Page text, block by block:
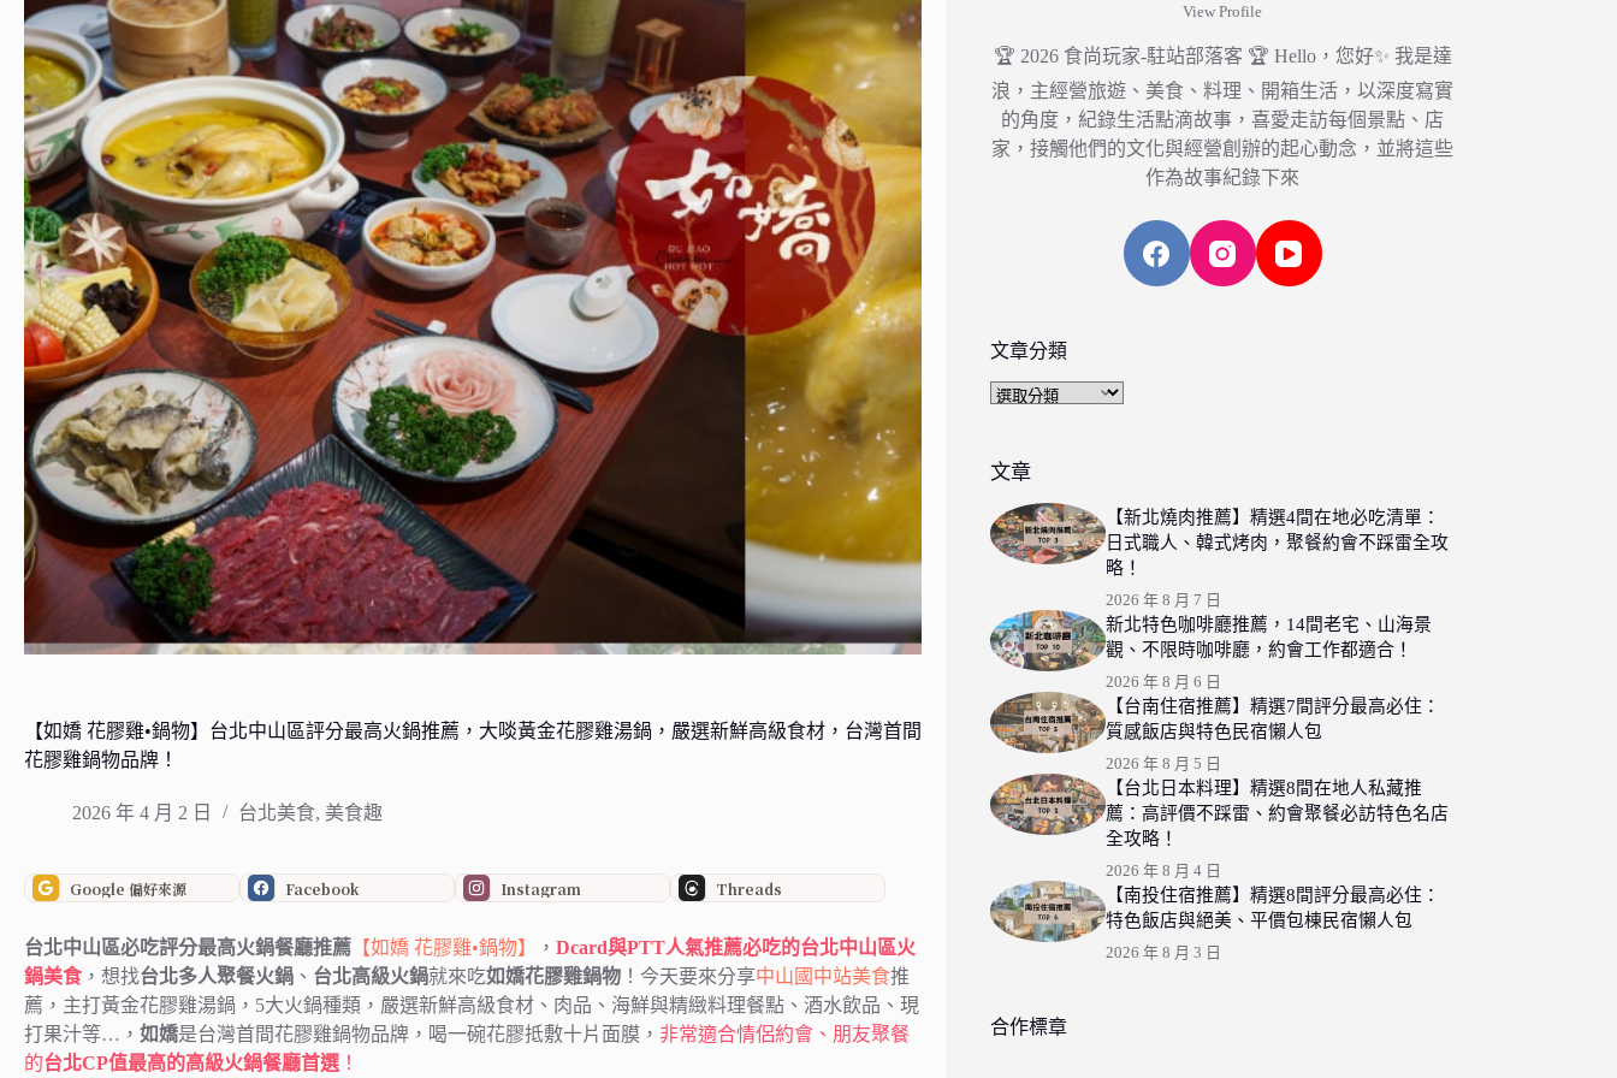
【如嬌 花膠雞•鍋物】台北中山區評分最高火鍋推薦，大啖黃金花膠雞湯鍋，嚴選新鮮高級食材，台灣首間
花膠雞鍋物品牌！
2026 年 4 月 2 日 台北美食, 美食趣
Google 偏好來源 Facebook Instagram Threads
台北中山區必吃評分最高火鍋餐廳推薦 【如嬌 花膠雞•鍋物】 ， Dcard與PTT人氣推薦必吃的台北中山區火
鍋美食，想找台北多人聚餐火鍋 、 台北高級火鍋就來吃如嬌花膠雞鍋物 ！今天要來分享中山國中站美食推
薦，主打黃金花膠雞湯鍋，5大火鍋種類，嚴選新鮮高級食材、肉品、海鮮與精緻料理餐點、酒水飲品、現
打果汁等…， 如嬌是台灣首間花膠雞鍋物品牌，喝一碗花膠抵敷十片面膜， 非常適合情侶約會、朋友聚餐
的台北CP值最高的高級火鍋餐廳首選 ！
View Profile
🏆 2026 食尚玩家-駐站部落客 🏆 Hello，您好✨ 我是達
浪，主經營旅遊、美食、料理、開箱生活，以深度寫實
的角度，紀錄生活點滴故事，喜愛走訪每個景點、店
家，接觸他們的文化與經營創辦的起心動念，並將這些
作為故事紀錄下來
文章分類
文
類
文章
【新北燒肉推薦】精選4間在地必吃清單：
日式職人、韓式烤肉，聚餐約會不踩雷全攻
略！
2026 年 8 月 7 日
新北特色咖啡廳推薦，14間老宅、山海景
觀、不限時咖啡廳，約會工作都適合！
2026 年 8 月 6 日
【台南住宿推薦】精選7間評分最高必住：
質感飯店與特色民宿懶人包
2026 年 8 月 5 日
【台北日本料理】精選8間在地人私藏推
薦：高評價不踩雷、約會聚餐必訪特色名店
全攻略！
2026 年 8 月 4 日
【南投住宿推薦】精選8間評分最高必住：
特色飯店與絕美、平價包棟民宿懶人包
2026 年 8 月 3 日
合作標章